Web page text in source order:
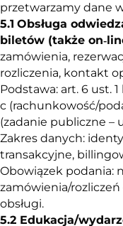
przetwarzamy dane
5.1 Obsługa
biletów (także
zamówienia,
rozliczenia, kontakt
Podstawa: art. 6 ust.
c (rachunkowość/
(zadanie publiczne –
Zakres danych:
transakcyjne,
Obowiązek podania:
zamówienia/rozliczeń
obsługi.
5.2 Edukacja/